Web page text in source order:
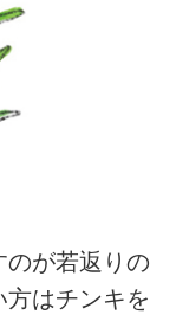
が若返りの
はチンキを